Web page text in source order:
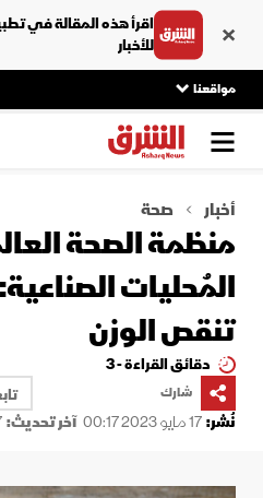
اقرأ هذه المقالة في
للأخبار
مواقعنا
أخبار صحة
منظمة الصحة
المُحليات
تنقص الوزن
دقائق القراءة - 3
شارك
نُشر:17 مايو 2023 00:17 آخر تحديث: